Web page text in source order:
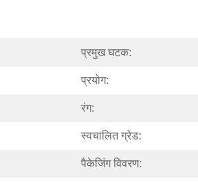
प्रमुख घटक:
प्रयोग:
रंग:
स्वचालित ग्रेड:
पैकेजिंग विवरण: